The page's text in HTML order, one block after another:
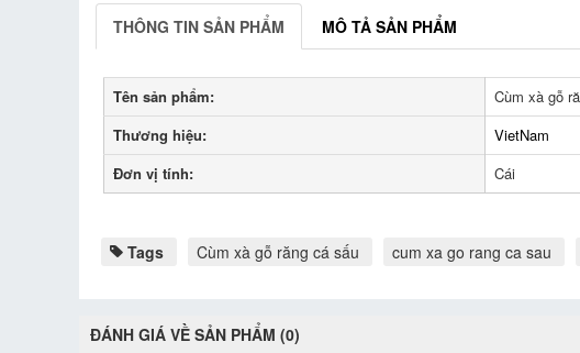
THÔNG TIN SẢN PHẨM MÔ TẢ SẢN PHẨM
Tên sản phẩm:
Cùm xà gỗ
Thương hiệu:
VietNam
Đơn vị tính:
Cái
Tags Cùm xà gỗ răng cá sấu cum xa go rang ca sau
ĐÁNH GIÁ VỀ SẢN PHẨM (0)